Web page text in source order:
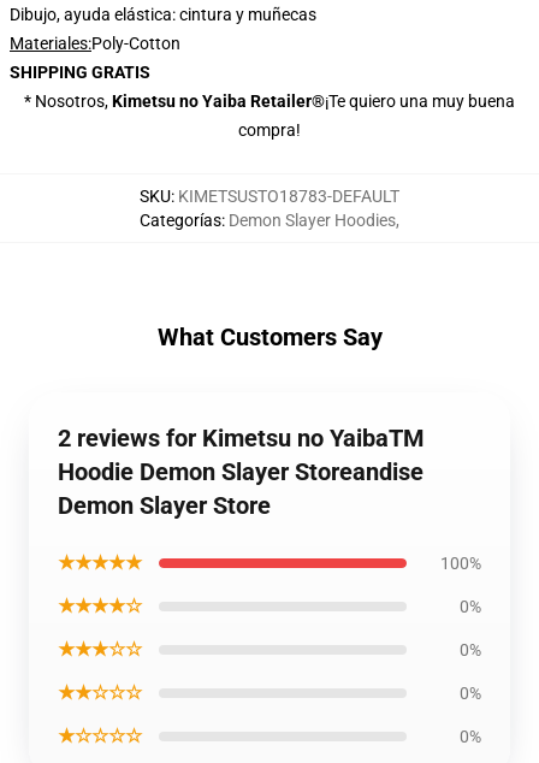
Dibujo, ayuda elástica: cintura y muñecas
Materiales:Poly-Cotton
SHIPPING GRATIS
* Nosotros,Kimetsu no Yaiba Retailer®¡Te quiero una muy buena
compra!
SKU: KIMETSUSTO18783-DEFAULT
Categorías: Demon Slayer Hoodies,
What Customers Say
2 reviews for Kimetsu no YaibaTM
Hoodie Demon Slayer Storeandise
Demon Slayer Store
★★★★★ 100%
★★★★☆ 0%
★★★☆☆ 0%
★★☆☆☆ 0%
★☆☆☆☆ 0%